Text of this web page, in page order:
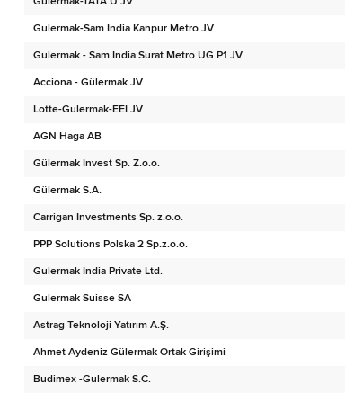
Gulermak-Sam India Kanpur Metro JV
Gulermak - Sam India Surat Metro UG P1 JV
Acciona - Gülermak JV
Lotte-Gulermak-EEI JV
AGN Haga AB
Gülermak Invest Sp. Z.o.o.
Gülermak S.A.
Carrigan Investments Sp. z.o.o.
PPP Solutions Polska 2 Sp.z.o.o.
Gulermak India Private Ltd.
Gulermak Suisse SA
Astrag Teknoloji Yatırım A.Ş.
Ahmet Aydeniz Gülermak Ortak Girişimi
Budimex -Gulermak S.C.